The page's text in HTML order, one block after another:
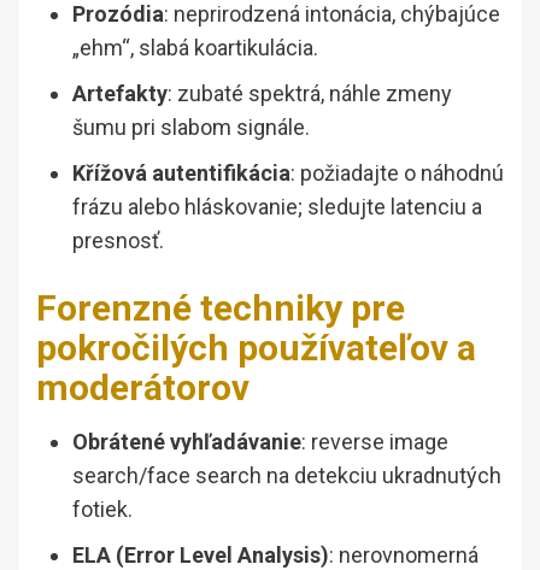
Prozódia: neprirodzená intonácia, chýbajúce
„ehm“, slabá koartikulácia.
Artefakty: zubaté spektrá, náhle zmeny
šumu pri slabom signále.
Křížová autentifikácia: požiadajte o náhodnú
frázu alebo hláskovanie; sledujte latenciu a
presnosť.
Forenzné techniky pre
pokročilých používateľov a
moderátorov
Obrátené vyhľadávanie: reverse image
search/face search na detekciu ukradnutých
fotiek.
ELA (Error Level Analysis): nerovnomerná